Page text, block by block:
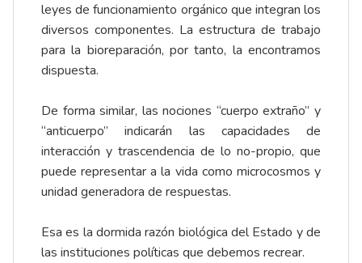
leyes de funcionamiento orgánico que integran los
diversos componentes. La estructura de trabajo
para la bioreparación, por tanto, la encontramos
dispuesta.
De forma similar, las nociones “cuerpo extraño” y
“anticuerpo” indicarán las capacidades de
interacción y trascendencia de lo no-propio, que
puede representar a la vida como microcosmos y
unidad generadora de respuestas.
Esa es la dormida razón biológica del Estado y de
las instituciones políticas que debemos recrear.